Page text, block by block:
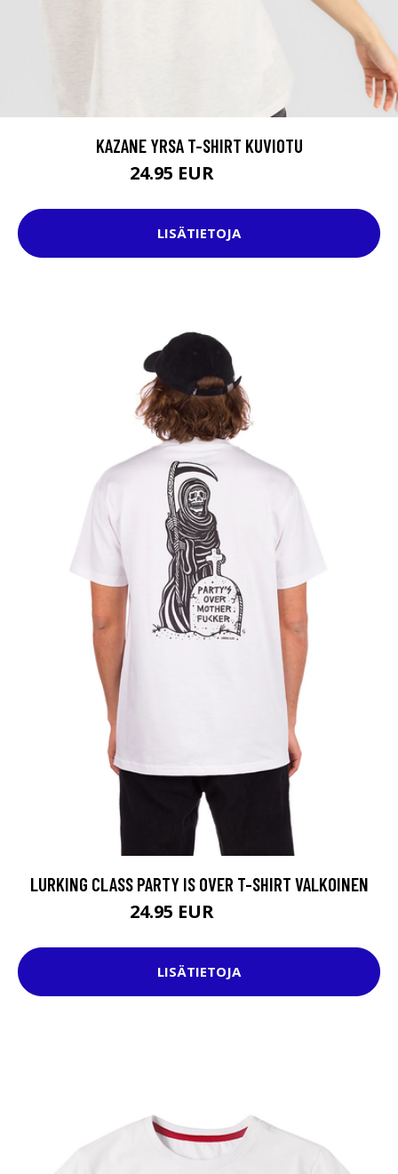
KAZANE YRSA T-SHIRT KUVIOTU
24.95 EUR
LISÄTIETOJA
LURKING CLASS PARTY IS OVER T-SHIRT VALKOINEN
24.95 EUR
LISÄTIETOJA